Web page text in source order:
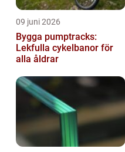
09 juni 2026
Bygga pumptracks:
Lekfulla cykelbanor för
alla åldrar